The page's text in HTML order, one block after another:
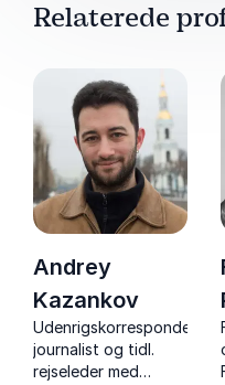
Relaterede
Andrey
Kazankov
Udenrigskorrespondent,
journalist og tidl.
rejseleder med